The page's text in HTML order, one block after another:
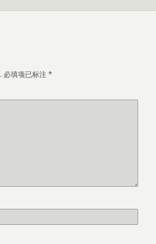
必填项已标注 *